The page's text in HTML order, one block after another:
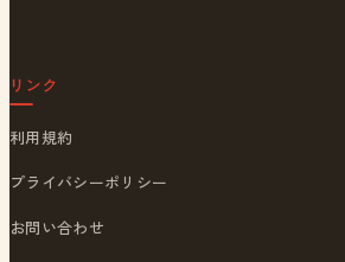
リンク
利用規約
プライバシーポリシー
お問い合わせ